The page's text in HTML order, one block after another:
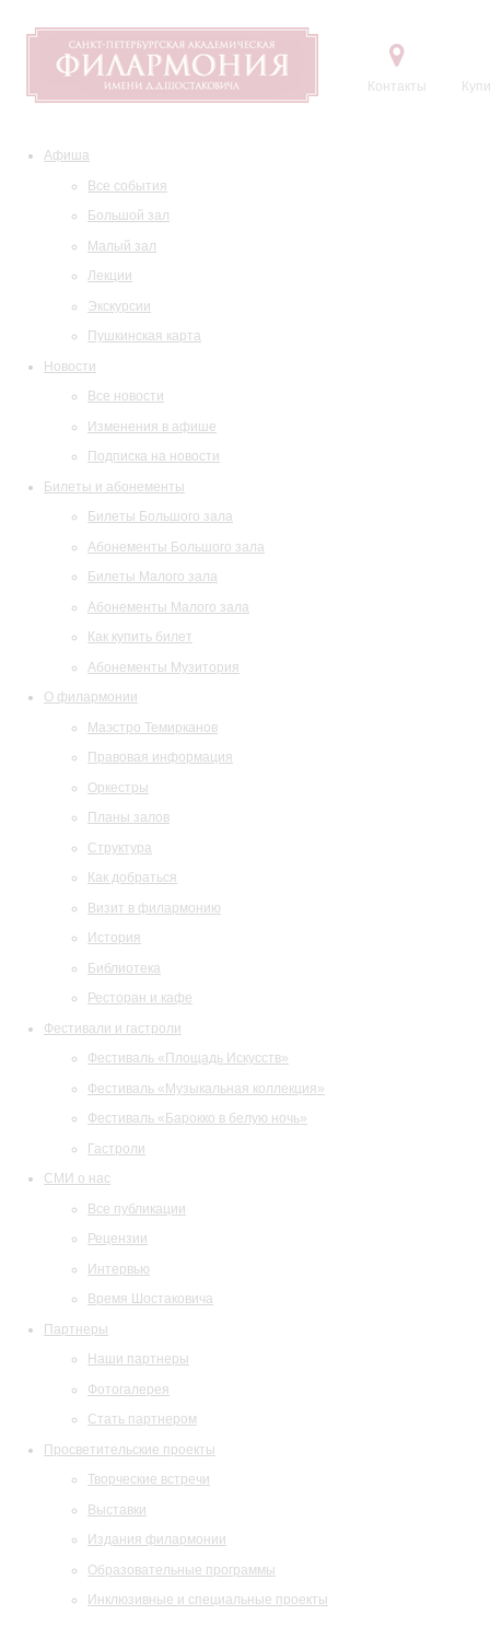
Контакты
Афиша
Все события
Большой зал
Малый зал
Лекции
Экскурсии
Пушкинская карта
Новости
Все новости
Изменения в афише
Подписка на новости
Билеты и абонементы
Билеты Большого зала
Абонементы Большого зала
Билеты Малого зала
Абонементы Малого зала
Как купить билет
Абонементы Музитория
О филармонии
Маэстро Темирканов
Правовая информация
Оркестры
Планы залов
Структура
Как добраться
Визит в филармонию
История
Библиотека
Ресторан и кафе
Фестивали и гастроли
Фестиваль «Площадь Искусств»
Фестиваль «Музыкальная коллекция»
Фестиваль «Барокко в белую ночь»
Гастроли
СМИ о нас
Все публикации
Рецензии
Интервью
Время Шостаковича
Партнеры
Наши партнеры
Фотогалерея
Стать партнером
Просветительские проекты
Творческие встречи
Выставки
Издания филармонии
Образовательные программы
Инклюзивные и специальные проекты